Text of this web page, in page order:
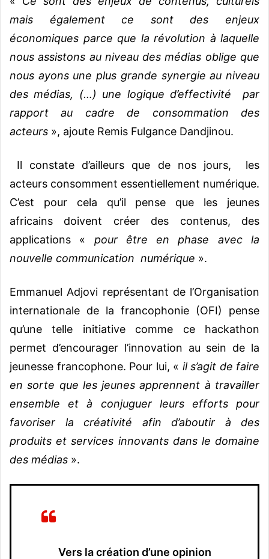
mais également ce sont des enjeux
économiques parce que la révolution à laquelle
nous assistons au niveau des médias oblige que
nous ayons une plus grande synergie au niveau
des médias, (…) une logique d’effectivité par
rapport au cadre de consommation des
acteurs », ajoute Remis Fulgance Dandjinou.
Il constate d’ailleurs que de nos jours, les
acteurs consomment essentiellement numérique.
C’est pour cela qu’il pense que les jeunes
africains doivent créer des contenus, des
applications « pour être en phase avec la
nouvelle communication numérique ».
Emmanuel Adjovi représentant de l’Organisation
internationale de la francophonie (OFI) pense
qu’une telle initiative comme ce hackathon
permet d’encourager l’innovation au sein de la
jeunesse francophone. Pour lui, « il s’agit de faire
en sorte que les jeunes apprennent à travailler
ensemble et à conjuguer leurs efforts pour
favoriser la créativité afin d’aboutir à des
produits et services innovants dans le domaine
des médias ».
Vers la création d’une opinion